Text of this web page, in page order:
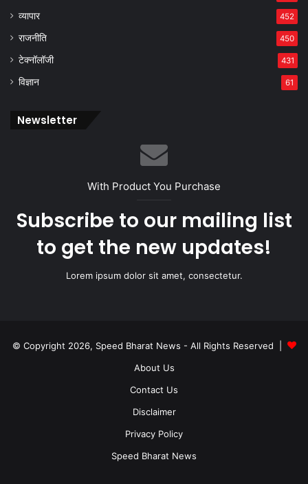
व्यापार 452
राजनीति 450
टेक्नॉलॉजी 431
विज्ञान 61
Newsletter
With Product You Purchase
Subscribe to our mailing list
to get the new updates!
Lorem ipsum dolor sit amet, consectetur.
© Copyright 2026, Speed Bharat News - All Rights Reserved |
About Us
Contact Us
Disclaimer
Privacy Policy
Speed Bharat News